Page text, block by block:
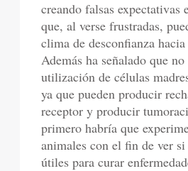
creando falsas expectativas
que, al verse frustradas,
clima de desconfianza
Además ha señalado que
utilización de células
ya que pueden producir
receptor y producir
primero habría que
animales con el fin de ver
útiles para curar